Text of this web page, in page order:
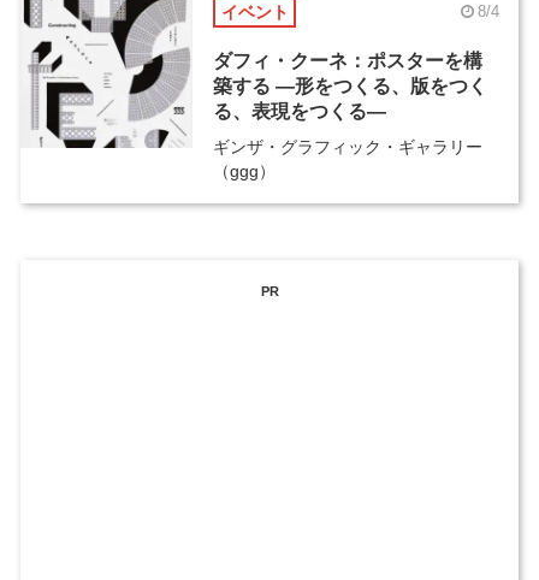
イベント 8/4
ダフィ・クーネ：ポスターを構
築する ―形をつくる、版をつく
る、表現をつくる―
ギンザ・グラフィック・ギャラリー
（ggg）
PR